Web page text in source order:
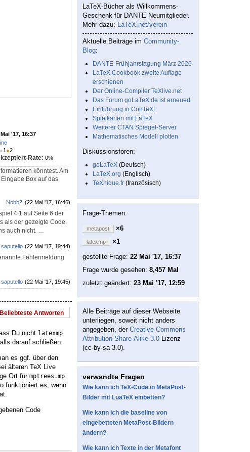
'17, 16:37
●1 ●2
Rate: 0%
könntest. Am
Box auf das
(22 Mai '17, 16:46)
NobbZ
4.1 auf Seite 6 der
als der gezeigte Code.
auch nicht. …
(22 Mai '17, 19:44)
saputello
Fehlermeldung
(22 Mai '17, 19:45)
saputello
Beliebteste Antworten
Du nicht latexmp
darauf schließen.
es ggf. über den
älteren TeX Live
Ort für mptrees.mp
funktioniert es, wenn
Code
LaTeX-Bücher als Willkommens-
Geschenk für DANTE Neumitglieder.
Mehr dazu: LaTeX.net/verein
Aktuelle Beiträge im Community-
Blog:
DANTE-Frühjahrstagung März 2026
LaTeX Cookbook zweite Auflage
erschienen
Der Online-Compiler TeXlive.net
Das Forum goLaTeX.de ist erneuert
Einführung in ConTeXt
Spielkarten mit LaTeX
Weiterer CTAN Spiegel-Server
Mathematisches Modell plotten
Diskussionsforen:
goLaTeX (Deutsch)
LaTeX.org (Englisch)
TeXnique.fr (französisch)
Frage-Themen:
metapost ×6
latexmp
×1
gestellte Frage: 22 Mai '17, 16:37
Frage wurde gesehen: 8,457 Mal
zuletzt geändert: 23 Mai '17, 12:59
Alle Beiträge auf dieser Webseite
unterliegen, soweit nicht anders
angegeben, der Creative Commons
Attribution Share-Alike 3.0 Lizenz
(cc-by-sa 3.0).
verwandte Fragen
Wie kann ich TeX-Code in MetaPost-
Bilder mit LuaTeX einbetten?
Wie kann ich die baseline von
eingebetteten MetaPost-Bildern
ändern?
Wie kann ich Texte in der Metafont